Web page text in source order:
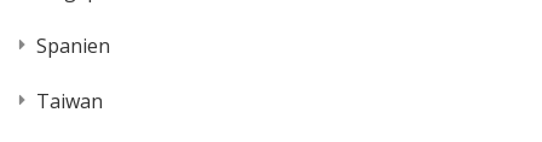
Spanien
Taiwan